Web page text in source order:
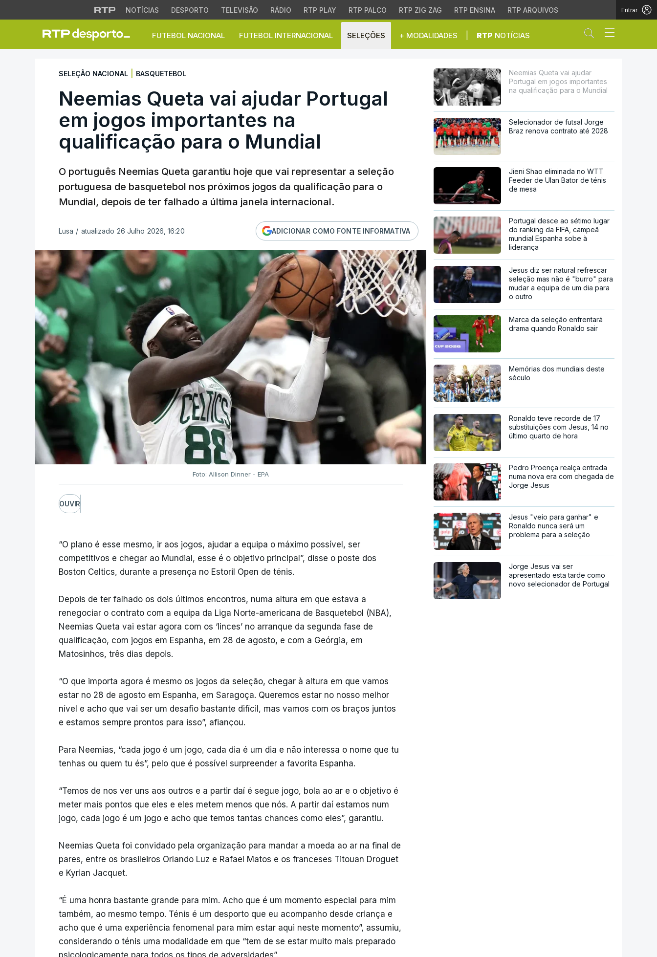
NOTÍCIAS DESPORTO TELEVISÃO RÁDIO RTP PLAY RTP PALCO RTP ZIG ZAG RTP ENSINA RTP ARQUIVOS Entrar
FUTEBOL NACIONAL FUTEBOL INTERNACIONAL SELEÇÕES + MODALIDADES RTP NOTÍCIAS Abrir campo
Seleção Nacional | Notícias | RTP Notícias
SELEÇÃO NACIONAL BASQUETEBOL
Neemias Queta vai ajudar Portugal
em jogos importantes na
qualificação para o Mundial
O português Neemias Queta garantiu hoje que vai representar a seleção
portuguesa de basquetebol nos próximos jogos da qualificação para o
Mundial, depois de ter falhado a última janela internacional.
Lusa / atualizado 26 Julho 2026, 16:20 ADICIONAR COMO FONTE INFORMATIVA
Foto: Allison Dinner - EPA
OUVIR
“O plano é esse mesmo, ir aos jogos, ajudar a equipa o máximo possível, ser
competitivos e chegar ao Mundial, esse é o objetivo principal”, disse o poste dos
Boston Celtics, durante a presença no Estoril Open de ténis.
Depois de ter falhado os dois últimos encontros, numa altura em que estava a
renegociar o contrato com a equipa da Liga Norte-americana de Basquetebol (NBA),
Neemias Queta vai estar agora com os ‘linces’ no arranque da segunda fase de
qualificação, com jogos em Espanha, em 28 de agosto, e com a Geórgia, em
Matosinhos, três dias depois.
“O que importa agora é mesmo os jogos da seleção, chegar à altura em que vamos
estar no 28 de agosto em Espanha, em Saragoça. Queremos estar no nosso melhor
nível e acho que vai ser um desafio bastante difícil, mas vamos com os braços juntos
e estamos sempre prontos para isso”, afiançou.
Para Neemias, “cada jogo é um jogo, cada dia é um dia e não interessa o nome que tu
tenhas ou quem tu és”, pelo que é possível surpreender a favorita Espanha.
“Temos de nos ver uns aos outros e a partir daí é segue jogo, bola ao ar e o objetivo é
meter mais pontos que eles e eles metem menos que nós. A partir daí estamos num
jogo, cada jogo é um jogo e acho que temos tantas chances como eles”, garantiu.
Neemias Queta foi convidado pela organização para mandar a moeda ao ar na final de
pares, entre os brasileiros Orlando Luz e Rafael Matos e os franceses Titouan Droguet
e Kyrian Jacquet.
“É uma honra bastante grande para mim. Acho que é um momento especial para mim
também, ao mesmo tempo. Ténis é um desporto que eu acompanho desde criança e
acho que é uma experiência fenomenal para mim estar aqui neste momento”, assumiu,
considerando o ténis uma modalidade em que “tem de se estar muito mais preparado
Neemias Queta vai ajudar
Portugal em jogos importantes
na qualificação para o Mundial
Selecionador de futsal Jorge
Braz renova contrato até 2028
Jieni Shao eliminada no WTT
Feeder de Ulan Bator de ténis
de mesa
Portugal desce ao sétimo lugar
do ranking da FIFA, campeã
mundial Espanha sobe à
liderança
Jesus diz ser natural refrescar
seleção mas não é "burro" para
mudar a equipa de um dia para
o outro
Marca da seleção enfrentará
drama quando Ronaldo sair
Memórias dos mundiais deste
século
Ronaldo teve recorde de 17
substituições com Jesus, 14 no
último quarto de hora
Pedro Proença realça entrada
numa nova era com chegada de
Jorge Jesus
Jesus "veio para ganhar" e
Ronaldo nunca será um
problema para a seleção
Jorge Jesus vai ser
apresentado esta tarde como
novo selecionador de Portugal